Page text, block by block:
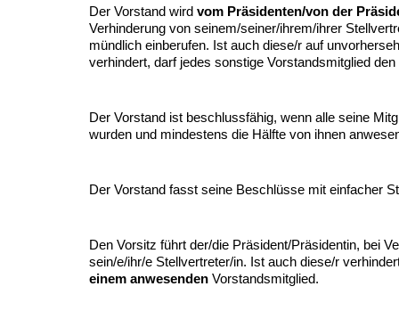
Der Vorstand wird vom Präsidenten/von der
Verhinderung von seinem/seiner/ihrem/ihrer
mündlich einberufen. Ist auch diese/r auf
verhindert, darf jedes sonstige Vorstandsmitglied
Der Vorstand ist beschlussfähig, wenn alle seine
wurden und mindestens die Hälfte von ihnen
Der Vorstand fasst seine Beschlüsse mit einfacher
Den Vorsitz führt der/die Präsident/Präsidentin, bei
sein/e/ihr/e Stellvertreter/in. Ist auch diese/r
einem anwesenden Vorstandsmitglied.